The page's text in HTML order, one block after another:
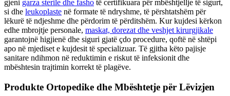
gjeni garza sterile dhe fasho të certifikuara për mbështjellje të sigurt,
si dhe leukoplaste në formate të ndryshme, të përshtatshëm për
lëkurë të ndjeshme dhe përdorim të përditshëm. Kur kujdesi kërkon
edhe mbrojtje personale, maskat, dorezat dhe veshjet kirurgjikale
garantojnë higjienë dhe siguri gjatë çdo procedure, qoftë në shtëpi
apo në mjediset e kujdesit të specializuar. Të gjitha këto pajisje
sanitare ndihmon në reduktimin e riskut të infeksionit dhe
mbështesin trajtimin korrekt të plagëve.
Produkte Ortopedike dhe Mbështetje për Lëvizjen